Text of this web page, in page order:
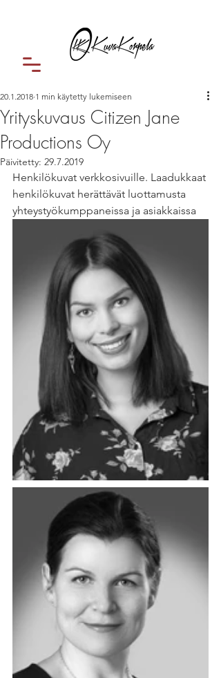
Yrityskuvaus Citizen Jane
Productions Oy
20.1.2018 1 min käytetty lukemiseen
Päivitetty: 29.7.2019
Henkilökuvat verkkosivuille. Laadukkaat
henkilökuvat herättävät luottamusta
yhteystyökumppaneissa ja asiakkaissa